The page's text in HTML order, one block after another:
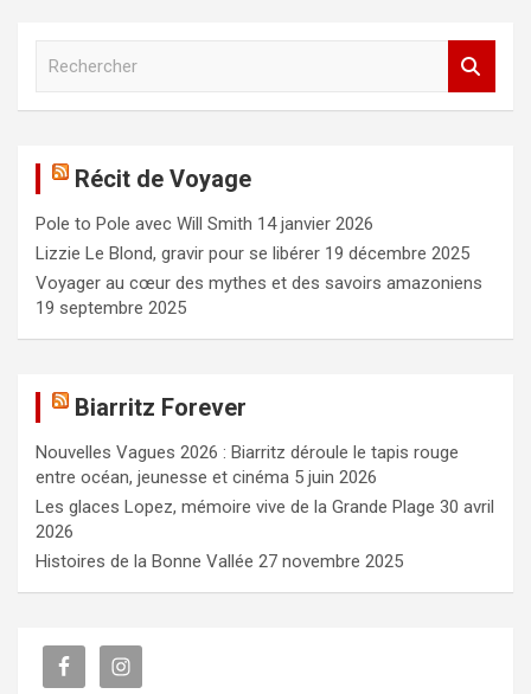
c
h
e
r
Récit de Voyage
Pole to Pole avec Will Smith 14 janvier 2026
Lizzie Le Blond, gravir pour se libérer 19 décembre 2025
Voyager au cœur des mythes et des savoirs amazoniens
19 septembre 2025
Biarritz Forever
Nouvelles Vagues 2026 : Biarritz déroule le tapis rouge
entre océan, jeunesse et cinéma 5 juin 2026
Les glaces Lopez, mémoire vive de la Grande Plage 30 avril
2026
Histoires de la Bonne Vallée 27 novembre 2025